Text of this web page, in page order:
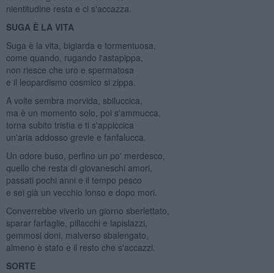
nientitudine resta e ci s'accazza.
SUGA È LA VITA
Suga è la vita, bigiarda e tormentuosa,
come quando, rugando l'astapippa,
non riesce che uro e spermatosa
e il leopardismo cosmico si zippa.
A volte sembra morvida, sbiluccica,
ma è un momento solo, poi s'ammucca,
torna subito tristia e ti s'appiccica
un'aria addosso grevie e fanfalucca.
Un odore buso, perfino un po' merdesco,
quello che resta di giovaneschi amori,
passati pochi anni e il tempo pesco
e sei già un vecchio lonso e dopo mori.
Converrebbe viverlo un giorno sberlettato,
sparar farfaglie, pillacchi e lapislazzi,
gemmosi doni, malverso sbalengato,
almeno è stato e il resto che s'accazzi.
SORTE